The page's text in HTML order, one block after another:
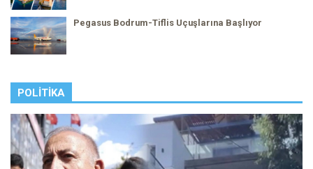
Pegasus Bodrum-Tiflis Uçuşlarına Başlıyor
POLITIKA